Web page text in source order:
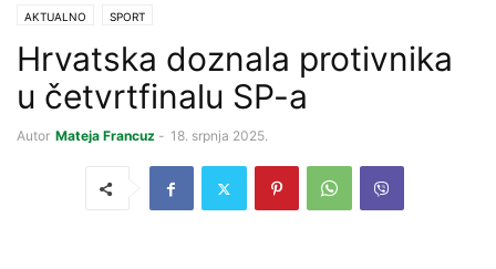
AKTUALNO SPORT
Hrvatska doznala protivnika
u četvrtfinalu SP-a
Autor Mateja Francuz - 18. srpnja 2025.